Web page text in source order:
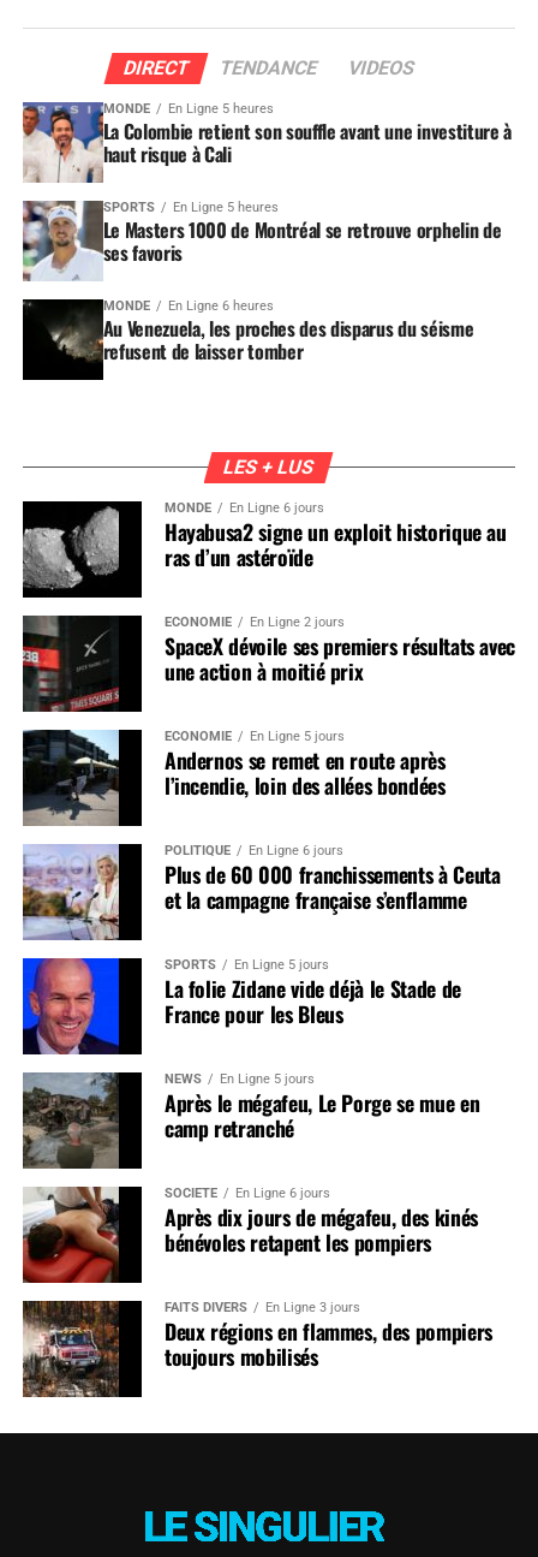
DIRECT TENDANCE VIDEOS
MONDE En Ligne 5 heures
La Colombie retient son souffle avant une investiture à
haut risque à Cali
SPORTS En Ligne 5 heures
Le Masters 1000 de Montréal se retrouve orphelin de
ses favoris
MONDE En Ligne 6 heures
Au Venezuela, les proches des disparus du séisme
refusent de laisser tomber
LES + LUS
MONDE En Ligne 6 jours
Hayabusa2 signe un exploit historique au
ras d’un astéroïde
ÉCONOMIE En Ligne 2 jours
SpaceX dévoile ses premiers résultats avec
une action à moitié prix
ÉCONOMIE En Ligne 5 jours
Andernos se remet en route après
l’incendie, loin des allées bondées
POLITIQUE En Ligne 6 jours
Plus de 60 000 franchissements à Ceuta
et la campagne française s’enflamme
SPORTS En Ligne 5 jours
La folie Zidane vide déjà le Stade de
France pour les Bleus
NEWS En Ligne 5 jours
Après le mégafeu, Le Porge se mue en
camp retranché
SOCIÉTÉ En Ligne 6 jours
Après dix jours de mégafeu, des kinés
bénévoles retapent les pompiers
FAITS DIVERS En Ligne 3 jours
Deux régions en flammes, des pompiers
toujours mobilisés